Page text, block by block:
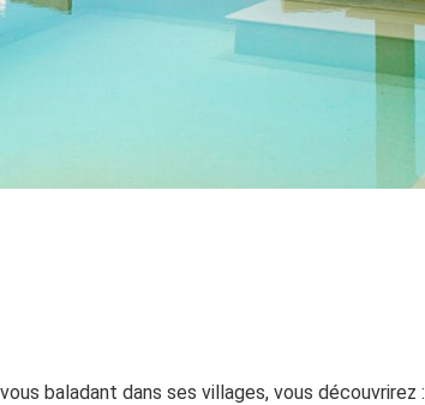
baladant dans ses villages, vous découvrirez :